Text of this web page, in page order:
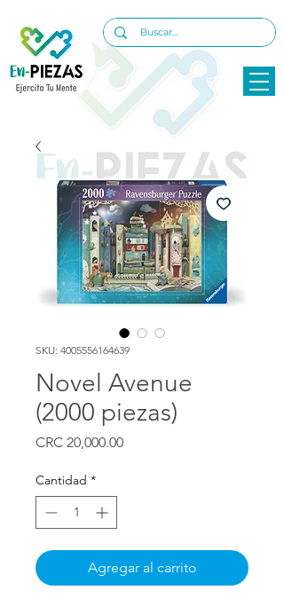
SKU: 4005556164639
Novel Avenue
(2000 piezas)
CRC 20,000.00Precio
Cantidad *
Agregar al carrito